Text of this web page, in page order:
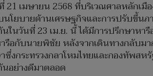
21 เมษายน 2568 ที่บริเวณศาลหลักเ
นโยบายด้านเศรษฐกิจและการปรับขึ้
นในวันที่ 23 เม.ย. นี้ ได้มีการปรึกษาห
ารือกับนายพิชัย หลังจากเดินทางกลับ
ซึ่งกระทรวงกลาโหมไทยและกองทัพส
อย่างดีมาตลอด